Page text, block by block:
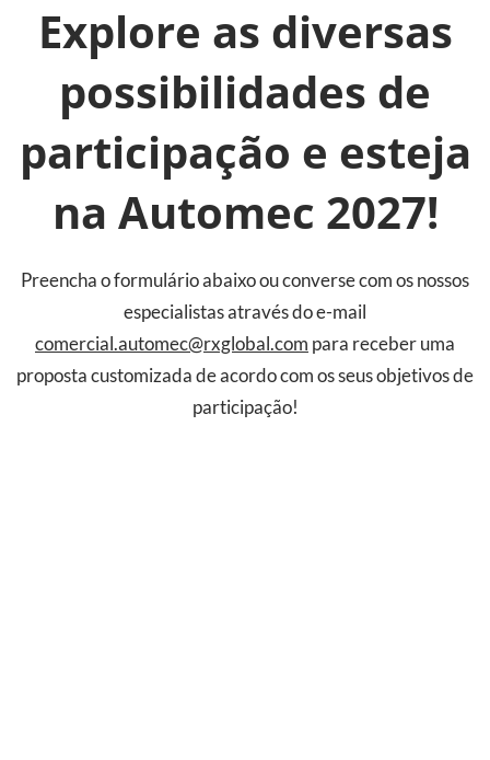
Explore as diversas
possibilidades de
participação e esteja
na Automec 2027!
Preencha o formulário abaixo ou converse com os nossos
especialistas através do e-mail
comercial.automec@rxglobal.com para receber uma
proposta customizada de acordo com os seus objetivos de
participação!